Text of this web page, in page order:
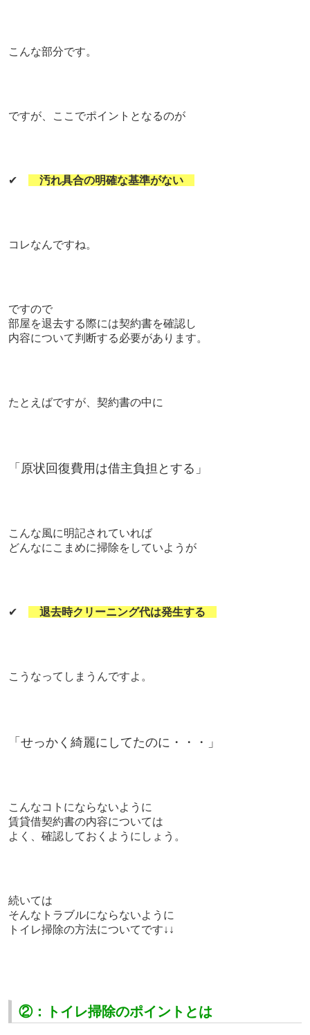
こんな部分です。
ですが、ここでポイントとなるのが
✔ 汚れ具合の明確な基準がない
コレなんですね。
ですので
部屋を退去する際には契約書を確認し
内容について判断する必要があります。
たとえばですが、契約書の中に
「原状回復費用は借主負担とする」
こんな風に明記されていれば
どんなにこまめに掃除をしていようが
✔ 退去時クリーニング代は発生する
こうなってしまうんですよ。
「せっかく綺麗にしてたのに・・・」
こんなコトにならないように
賃貸借契約書の内容については
よく、確認しておくようにしょう。
続いては
そんなトラブルにならないように
トイレ掃除の方法についてです↓↓
②：トイレ掃除のポイントとは